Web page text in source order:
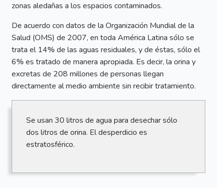
zonas aledañas a los espacios contaminados.
De acuerdo con datos de la Organización Mundial de la
Salud (OMS) de 2007, en toda América Latina sólo se
trata el 14% de las aguas residuales, y de éstas, sólo el
6% es tratado de manera apropiada. Es decir, la orina y
excretas de 208 millones de personas llegan
directamente al medio ambiente sin recibir tratamiento.
Se usan 30 litros de agua para desechar sólo
dos litros de orina. El desperdicio es
estratosférico.